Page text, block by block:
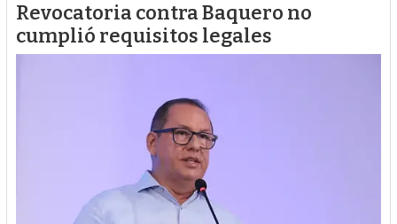
Revocatoria contra Baquero no
cumplió requisitos legales